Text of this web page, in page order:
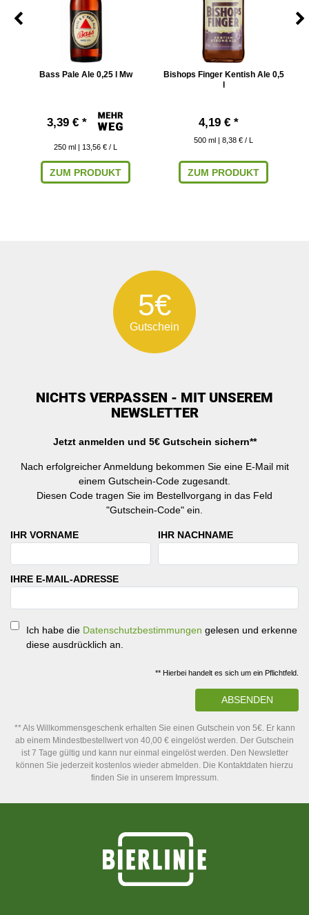
Bass Pale Ale 0,25 l Mw
3,39 € *
250 ml | 13,56 € / L
ZUM PRODUKT
Bishops Finger Kentish Ale 0,5
4,19 € *
500 ml | 8,38 € / L
ZUM PRODUKT
5€
Gutschein
NICHTS VERPASSEN - MIT UNSEREM
NEWSLETTER
Jetzt anmelden und 5€ Gutschein sichern**
Nach erfolgreicher Anmeldung bekommen Sie eine E-Mail mit
einem Gutschein-Code zugesandt.
Diesen Code tragen Sie im Bestellvorgang in das Feld
"Gutschein-Code" ein.
IHR VORNAME IHR NACHNAME
IHRE E-MAIL-ADRESSE
Ich habe die Datenschutzbestimmungen gelesen und erkenne
diese ausdrücklich an.
** Hierbei handelt es sich um ein Pflichtfeld.
ABSENDEN
** Als Willkommensgeschenk erhalten Sie einen Gutschein von 5€. Er kann
ab einem Mindestbestellwert von 40,00 € eingelöst werden. Der Gutschein
ist 7 Tage gültig und kann nur einmal eingelöst werden. Den Newsletter
können Sie jederzeit kostenlos wieder abmelden. Die Kontaktdaten hierzu
finden Sie in unserem Impressum.